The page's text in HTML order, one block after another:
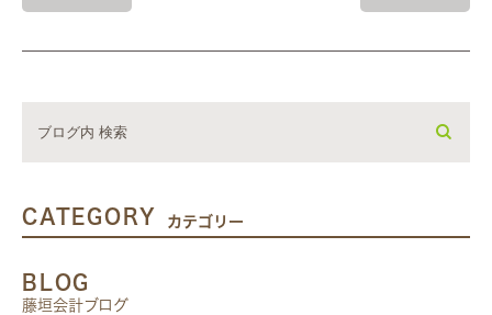
CATEGORY カテゴリー
BLOG
藤垣会計ブログ